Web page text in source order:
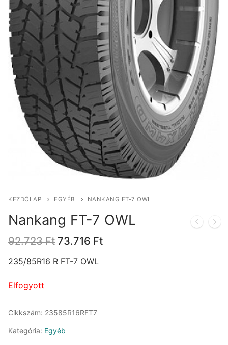
KEZDŐLAP EGYÉB NANKANG FT-7 OWL
Nankang FT-7 OWL
92.723Ft Original
was:
73.716 FtCurrent
235/85R16 R FT-7 OWL
Elfogyott
Cikkszám: 23585R16RFT7
Kategória: Egyéb